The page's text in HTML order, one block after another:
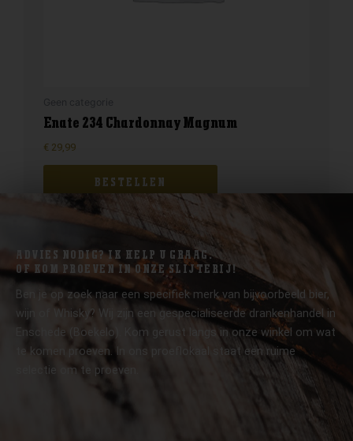
Enate 234 Chardonnay Magnum
€ 29,99
BESTELLEN
ADVIES NODIG? IK HELP U GRAAG.
OF KOM PROEVEN IN ONZE SLIJTERIJ!
Ben je op zoek naar een specifiek merk van bijvoorbeeld bier,
wijn of Whisky? Wij zijn een gespecialiseerde drankenhandel in
Enschede (Boekelo). Kom gerust langs in onze winkel om wat
te komen proeven. In ons proeflokaal staat een ruime
selectie om te proeven.